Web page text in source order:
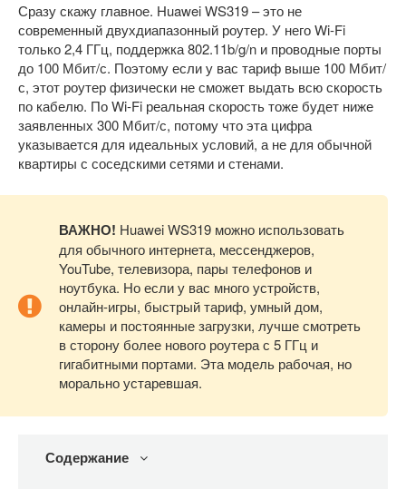
Сразу скажу главное. Huawei WS319 – это не
современный двухдиапазонный роутер. У него Wi-Fi
только 2,4 ГГц, поддержка 802.11b/g/n и проводные порты
до 100 Мбит/с. Поэтому если у вас тариф выше 100 Мбит/
с, этот роутер физически не сможет выдать всю скорость
по кабелю. По Wi-Fi реальная скорость тоже будет ниже
заявленных 300 Мбит/с, потому что эта цифра
указывается для идеальных условий, а не для обычной
квартиры с соседскими сетями и стенами.
ВАЖНО! Huawei WS319 можно использовать
для обычного интернета, мессенджеров,
YouTube, телевизора, пары телефонов и
ноутбука. Но если у вас много устройств,
онлайн-игры, быстрый тариф, умный дом,
камеры и постоянные загрузки, лучше смотреть
в сторону более нового роутера с 5 ГГц и
гигабитными портами. Эта модель рабочая, но
морально устаревшая.
Содержание